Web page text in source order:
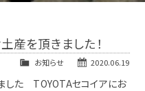
産を頂きました！
2020.06.19
お知らせ
した TOYOTAセコイアにお